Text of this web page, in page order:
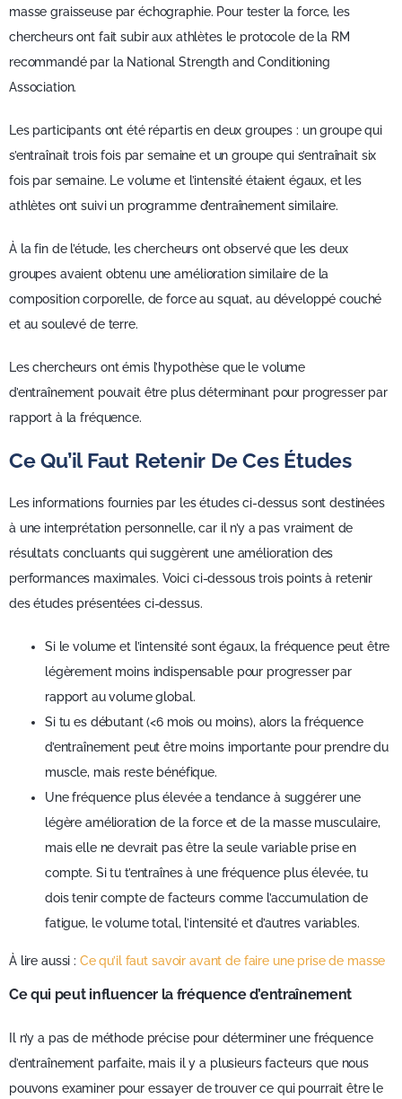
masse graisseuse par échographie. Pour tester la force, les
chercheurs ont fait subir aux athlètes le protocole de la RM
recommandé par la National Strength and Conditioning
Association.
Les participants ont été répartis en deux groupes : un groupe qui
s’entraînait trois fois par semaine et un groupe qui s’entraînait six
fois par semaine. Le volume et l’intensité étaient égaux, et les
athlètes ont suivi un programme d’entraînement similaire.
À la fin de l’étude, les chercheurs ont observé que les deux
groupes avaient obtenu une amélioration similaire de la
composition corporelle, de force au squat, au développé couché
et au soulevé de terre.
Les chercheurs ont émis l’hypothèse que le volume
d’entraînement pouvait être plus déterminant pour progresser par
rapport à la fréquence.
Ce Qu’il Faut Retenir De Ces Études
Les informations fournies par les études ci-dessus sont destinées
à une interprétation personnelle, car il n’y a pas vraiment de
résultats concluants qui suggèrent une amélioration des
performances maximales. Voici ci-dessous trois points à retenir
des études présentées ci-dessus.
Si le volume et l’intensité sont égaux, la fréquence peut être
légèrement moins indispensable pour progresser par
rapport au volume global.
Si tu es débutant (<6 mois ou moins), alors la fréquence
d’entraînement peut être moins importante pour prendre du
muscle, mais reste bénéfique.
Une fréquence plus élevée a tendance à suggérer une
légère amélioration de la force et de la masse musculaire,
mais elle ne devrait pas être la seule variable prise en
compte. Si tu t’entraînes à une fréquence plus élevée, tu
dois tenir compte de facteurs comme l’accumulation de
fatigue, le volume total, l’intensité et d’autres variables.
À lire aussi : Ce qu’il faut savoir avant de faire une prise de masse
Ce qui peut influencer la fréquence d’entraînement
Il n’y a pas de méthode précise pour déterminer une fréquence
d’entraînement parfaite, mais il y a plusieurs facteurs que nous
pouvons examiner pour essayer de trouver ce qui pourrait être le